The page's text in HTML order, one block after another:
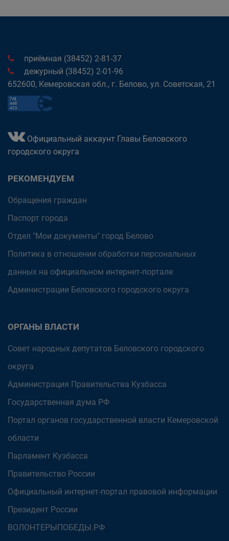
приёмная (38452) 2-81-37
дежурный (38452) 2-01-96
652600, Кемеровская обл., г. Белово, ул. Советская, 21
Официальный аккаунт Главы Беловского
городского округа
РЕКОМЕНДУЕМ
Обращения граждан
Паспорт города
Отдел "Мои документы" город Белово
Политика в отношении обработки персональных
данных на официальном интернет-портале
Администрации Беловского городского округа
ОРГАНЫ ВЛАСТИ
Совет народных депутатов Беловского городского
округа
Администрация Правительства Кузбасса
Государственная дума РФ
Портал органов государственной власти Кемеровской
области
Парламент Кузбасса
Правительство России
Официальный интернет-портал правовой информации
Президент России
ВОЛОНТЕРЫПОБЕДЫ.РФ